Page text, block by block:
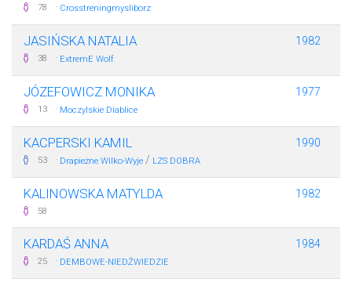
78 · Crosstreningmysliborz
JASIŃSKA NATALIA
38 · ExtremE Wolf
1982
JÓZEFOWICZ MONIKA
13 · Moczylskie Diablice
1977
KACPERSKI KAMIL
53 · Drapieżne Wilko-Wyje / LZS DOBRA
1990
KALINOWSKA MATYLDA
58
1982
KARDAŚ ANNA
25 · DEMBOWE-NIEDŹWIEDZIE
1984